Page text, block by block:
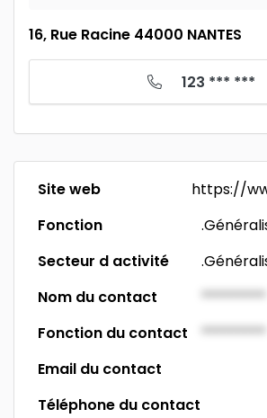
16, Rue Racine 44000 NANTES
123 *** ***
Site web
https://
Fonction
Secteur d activité
Nom du contact
*********
Fonction du contact
*********
Email du contact
Téléphone du contact